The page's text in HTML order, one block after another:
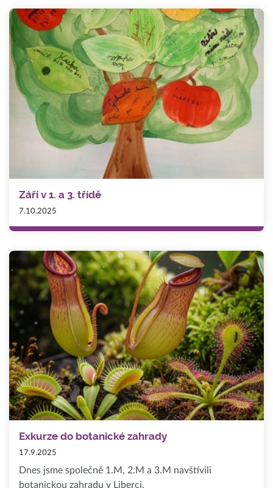
Září v 1. a 3. třídě
7.10.2025
Exkurze do botanické zahrady
17.9.2025
Dnes jsme společně 1.M, 2.M a 3.M navštívili
botanickou zahradu v Liberci.